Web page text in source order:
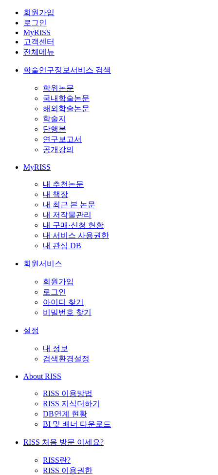
회원가입
로그인
MyRISS
고객센터
전체메뉴
학술연구정보서비스 검색
학위논문
국내학술논문
해외학술논문
학술지
단행본
연구보고서
공개강의
MyRISS
내 추천논문
내 책장
내 최근 본 논문
내 저작물관리
내 구매·신청 현황
내 서비스 사용권한
내 관심 DB
회원서비스
회원가입
로그인
아이디 찾기
비밀번호 찾기
설정
내 정보
검색환경설정
About RISS
RISS 이용방법
RISS 지식더하기
DB연계 현황
BI 및 배너 다운로드
RISS 처음 방문 이세요?
RISS란?
RISS 이용권한